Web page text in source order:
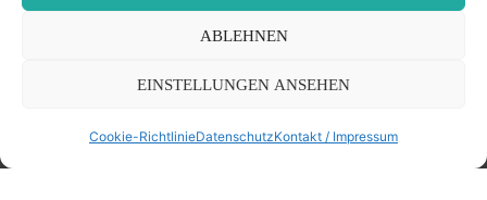
ABLEHNEN
EINSTELLUNGEN ANSEHEN
Cookie-RichtlinieDatenschutzKontakt / Impressum
©2026 Der Transkribierer